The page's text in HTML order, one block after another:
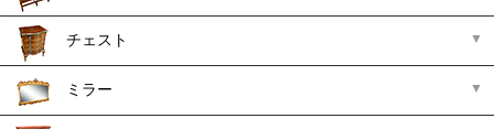
チェスト
ミラー